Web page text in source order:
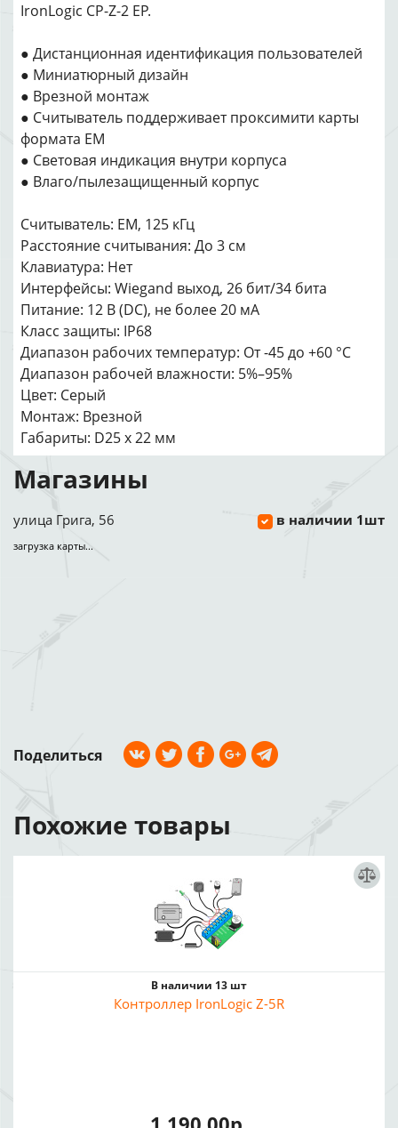
IronLogic CP-Z-2 EP.
● Дистанционная идентификация пользователей
● Миниатюрный дизайн
● Врезной монтаж
● Считыватель поддерживает проксимити карты
формата EM
● Световая индикация внутри корпуса
● Влаго/пылезащищенный корпус
Считыватель: EM, 125 кГц
Расстояние считывания: До 3 см
Клавиатура: Нет
Интерфейсы: Wiegand выход, 26 бит/34 бита
Питание: 12 В (DC), не более 20 мА
Класс защиты: IP68
Диапазон рабочих температур: От -45 до +60 °С
Диапазон рабочей влажности: 5%–95%
Цвет: Серый
Монтаж: Врезной
Габариты: D25 х 22 мм
Магазины
улица Грига, 56 в наличии 1шт
загрузка карты...
Поделиться
Похожие товары
В наличии 13 шт
Контроллер IronLogic Z-5R